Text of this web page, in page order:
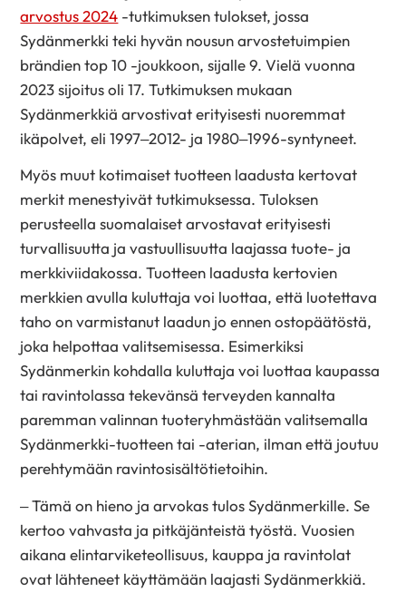
arvostus 2024 -tutkimuksen tulokset, jossa
Sydänmerkki teki hyvän nousun arvostetuimpien
brändien top 10 -joukkoon, sijalle 9. Vielä vuonna
2023 sijoitus oli 17. Tutkimuksen mukaan
Sydänmerkkiä arvostivat erityisesti nuoremmat
ikäpolvet, eli 1997–2012- ja 1980–1996-syntyneet.
Myös muut kotimaiset tuotteen laadusta kertovat
merkit menestyivät tutkimuksessa. Tuloksen
perusteella suomalaiset arvostavat erityisesti
turvallisuutta ja vastuullisuutta laajassa tuote- ja
merkkiviidakossa. Tuotteen laadusta kertovien
merkkien avulla kuluttaja voi luottaa, että luotettava
taho on varmistanut laadun jo ennen ostopäätöstä,
joka helpottaa valitsemisessa. Esimerkiksi
Sydänmerkin kohdalla kuluttaja voi luottaa kaupassa
tai ravintolassa tekevänsä terveyden kannalta
paremman valinnan tuoteryhmästään valitsemalla
Sydänmerkki-tuotteen tai -aterian, ilman että joutuu
perehtymään ravintosisältötietoihin.
– Tämä on hieno ja arvokas tulos Sydänmerkille. Se
kertoo vahvasta ja pitkäjänteistä työstä. Vuosien
aikana elintarviketeollisuus, kauppa ja ravintolat
ovat lähteneet käyttämään laajasti Sydänmerkkiä.